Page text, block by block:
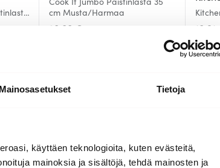
Mainosasetukset Tietoja
käyttäen teknologioita, kuten evästeitä,
mainoksia ja sisältöjä, tehdä mainosten ja
cm Musta/Harmaa
28.00 € 10.91